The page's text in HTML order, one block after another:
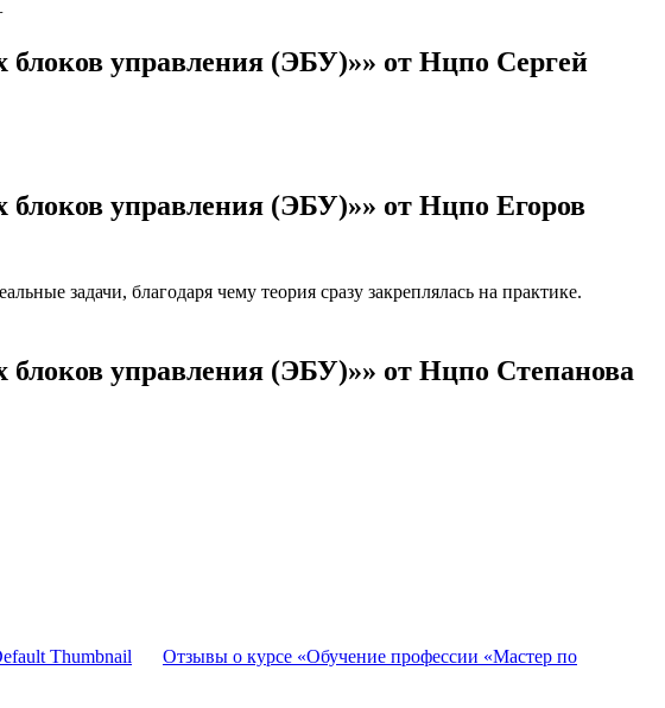
управления (ЭБУ)»» от Нцпо Сергей
управления (ЭБУ)»» от Нцпо Егоров
задачи, благодаря чему теория сразу закреплялась на практике.
управления (ЭБУ)»» от Нцпо Степанова
Отзывы о курсе «Обучение профессии «Мастер по